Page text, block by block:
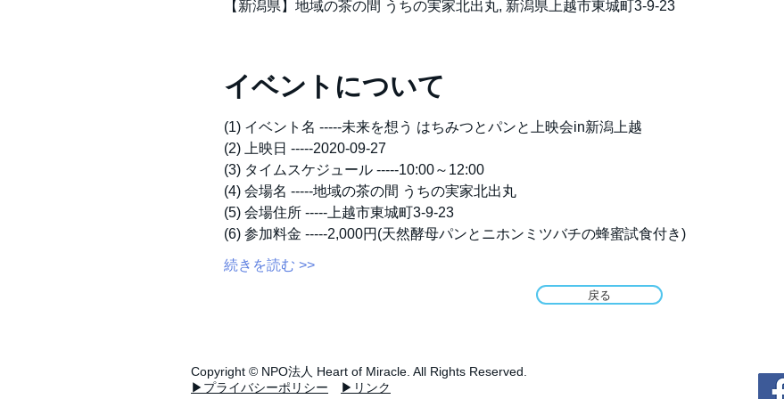
【新潟県】地域の茶の間 うちの実家北出丸, 新潟県上越市東城町3-9-23
イベントについて
(1) イベント名 -----未来を想う はちみつとパンと上映会in新潟上越
(2) 上映日 -----2020-09-27
(3) タイムスケジュール -----10:00～12:00
(4) 会場名 -----地域の茶の間 うちの実家北出丸
(5) 会場住所 -----上越市東城町3-9-23
(6) 参加料金 -----2,000円(天然酵母パンとニホンミツバチの蜂蜜試食付き)
続きを読む >>
戻る
Copyright © NPO法人 Heart of Miracle. All Rights Reserved.
▶プライバシーポリシー
▶リンク